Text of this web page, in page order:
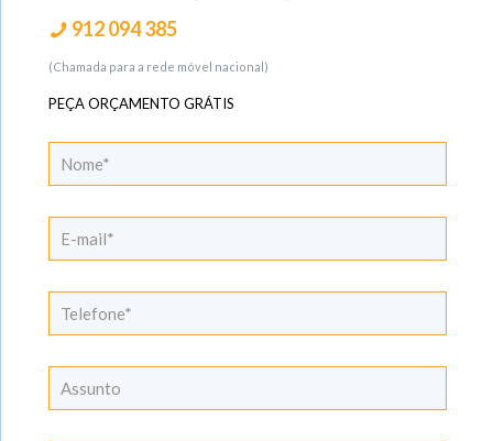
912 094 385
(Chamada para a rede móvel nacional)
PEÇA ORÇAMENTO GRÁTIS